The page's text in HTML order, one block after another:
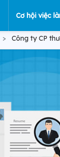
Cơ hội việc
Công ty CP